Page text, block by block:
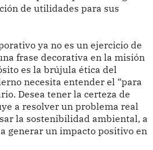
de utilidades para sus
ya no es un ejercicio de
frase decorativa en la misión
es la brújula ética del
necesita entender el “para
Desea tener la certeza de
a resolver un problema real
la sostenibilidad ambiental, a
generar un impacto positivo en